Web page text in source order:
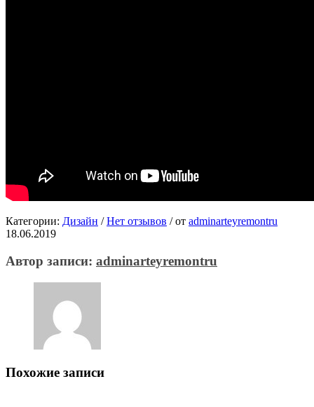
Категории: Дизайн / Нет отзывов /от adminarteyremontru
18.06.2019
Автор записи: adminarteyremontru
Похожие записи